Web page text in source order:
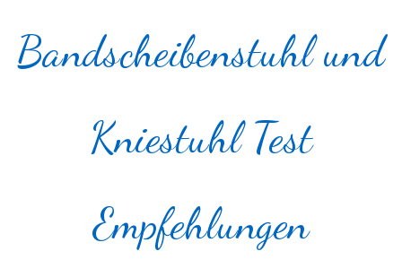
Bandscheibenstuhl und
Kniestuhl Test
Empfehlungen